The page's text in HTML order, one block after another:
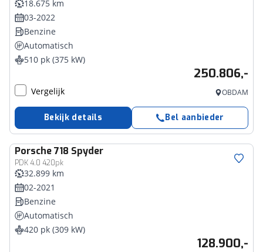
18.675 km
03-2022
Benzine
Automatisch
510 pk (375 kW)
250.806,-
Vergelijk OBDAM
Bekijk details Bel aanbieder
Porsche718 Spyder
PDK 4.0 420pk
32.899 km
02-2021
Benzine
Automatisch
420 pk (309 kW)
128.900,-